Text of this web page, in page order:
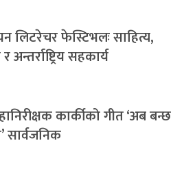
लिटरेचर फेस्टिभलः साहित्य,
सहकार्य
कार्कीको गीत ‘अब बन्छ
सार्वजनिक